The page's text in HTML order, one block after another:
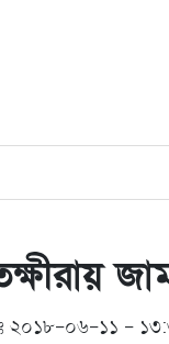
২০১৮-০৬-১১ -